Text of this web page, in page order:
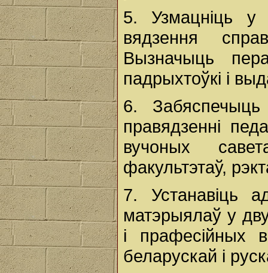
5. Узмацніць у
вядзення
Вызначыць
падрыхтоўкі і
6.
правядзенні
вучоных
факультэтаў,
7. Устанавіць
матэрыялаў у
і прафесійных
беларускай і